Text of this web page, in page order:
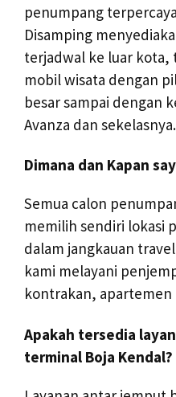
penumpang
Disamping
terjadwal ke luar kota,
mobil wisata dengan
besar sampai dengan
Avanza dan sekelasnya.
Dimana dan Kapan
Semua calon
memilih sendiri lokasi
dalam jangkauan
kami melayani
kontrakan,
Apakah tersedia
terminal Boja Kendal?